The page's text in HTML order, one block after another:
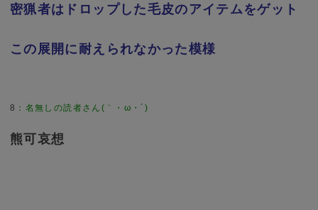
密猟者はドロップした毛皮のアイテムをゲット
この展開に耐えられなかった模様
8 ： 名無しの読者さん(｀・ω・´)
熊可哀想